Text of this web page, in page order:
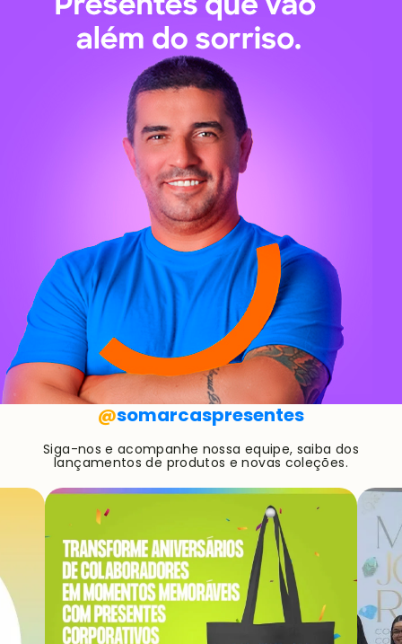
@somarcaspresentes
Siga-nos e acompanhe nossa equipe, saiba dos
lançamentos de produtos e novas coleções.